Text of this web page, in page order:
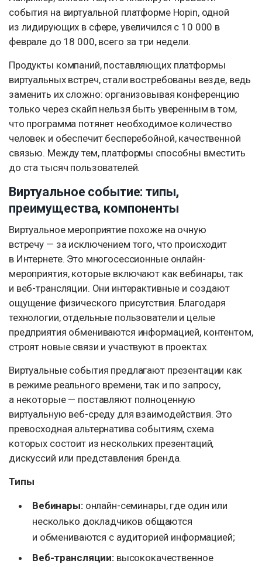
события на виртуальной платформе Hopin, одной
из лидирующих в сфере, увеличился с 10 000 в
феврале до 18 000, всего за три недели.
Продукты компаний, поставляющих платформы
виртуальных встреч, стали востребованы везде, ведь
заменить их сложно: организовывая конференцию
только через скайп нельзя быть уверенным в том,
что программа потянет необходимое количество
человек и обеспечит бесперебойной, качественной
связью. Между тем, платформы способны вместить
до ста тысяч пользователей.
Виртуальное событие: типы,
преимущества, компоненты
Виртуальное мероприятие похоже на очную
встречу — за исключением того, что происходит
в Интернете. Это многосессионные онлайн-
мероприятия, которые включают как вебинары, так
и веб-трансляции. Они интерактивные и создают
ощущение физического присутствия. Благодаря
технологии, отдельные пользователи и целые
предприятия обмениваются информацией, контентом,
строят новые связи и участвуют в проектах.
Виртуальные события предлагают презентации как
в режиме реального времени, так и по запросу,
а некоторые — поставляют полноценную
виртуальную веб-среду для взаимодействия. Это
превосходная альтернатива событиям, схема
которых состоит из нескольких презентаций,
дискуссий или представления бренда.
Типы
Вебинары:онлайн-семинары, где один или
несколько докладчиков общаются
и обмениваются с аудиторией информацией;
Веб-трансляции:высококачественное